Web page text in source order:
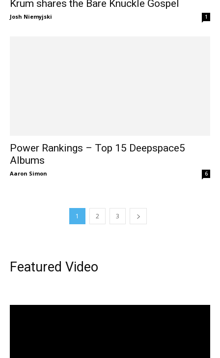
Krum shares the Bare Knuckle Gospel
Josh Niemyjski 1
Power Rankings – Top 15 Deepspace5
Albums
Aaron Simon 6
1 2 3
Featured Video